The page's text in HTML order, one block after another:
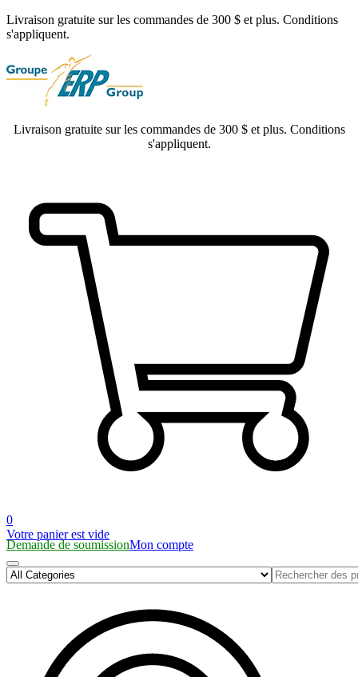
Livraison gratuite sur les commandes de 300 $ et plus. Conditions
s'appliquent.
Livraison gratuite sur les commandes de 300 $ et plus. Conditions
s'appliquent.
0
Votre panier est vide
Demande de soumissionMon compte